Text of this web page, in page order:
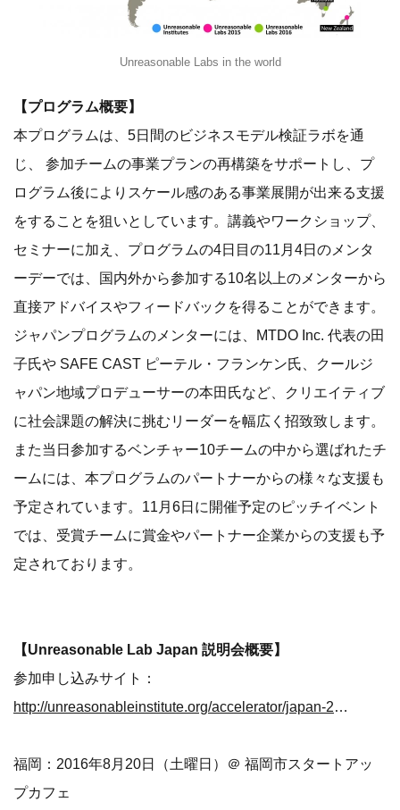
Unreasonable Labs in the world
【プログラム概要】
本プログラムは、5日間のビジネスモデル検証ラボを通
じ、 参加チームの事業プランの再構築をサポートし、プ
ログラム後によりスケール感のある事業展開が出来る支援
をすることを狙いとしています。講義やワークショップ、
セミナーに加え、プログラムの4日目の11月4日のメンタ
ーデーでは、国内外から参加する10名以上のメンターから
直接アドバイスやフィードバックを得ることができます。
ジャパンプログラムのメンターには、MTDO Inc. 代表の田
子氏や SAFE CAST ピーテル・フランケン氏、クールジ
ャパン地域プロデューサーの本田氏など、クリエイティブ
に社会課題の解決に挑むリーダーを幅広く招致致します。
また当日参加するベンチャー10チームの中から選ばれたチ
ームには、本プログラムのパートナーからの様々な支援も
予定されています。11月6日に開催予定のピッチイベント
では、受賞チームに賞金やパートナー企業からの支援も予
定されております。
【Unreasonable Lab Japan 説明会概要】
参加申し込みサイト：
http://unreasonableinstitute.org/accelerator/japan-2016/
福岡：2016年8月20日（土曜日）＠ 福岡市スタートアッ
プカフェ